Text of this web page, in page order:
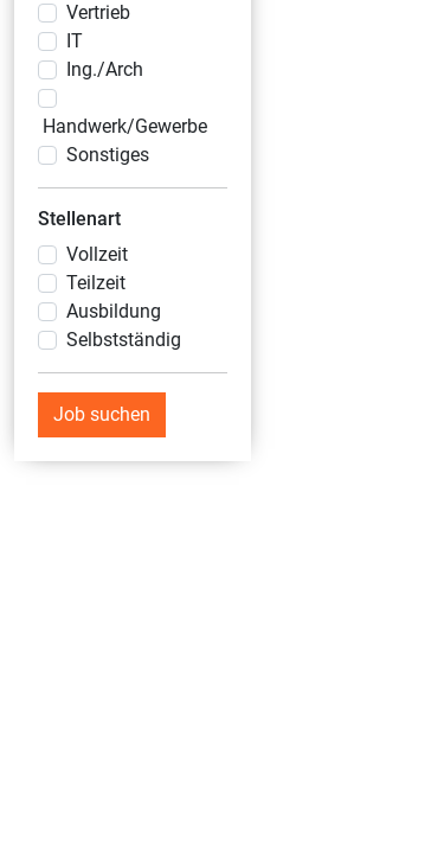
Vertrieb
IT
Ing./Arch
Handwerk/Gewerbe
Sonstiges
Stellenart
Vollzeit
Teilzeit
Ausbildung
Selbstständig
Job suchen